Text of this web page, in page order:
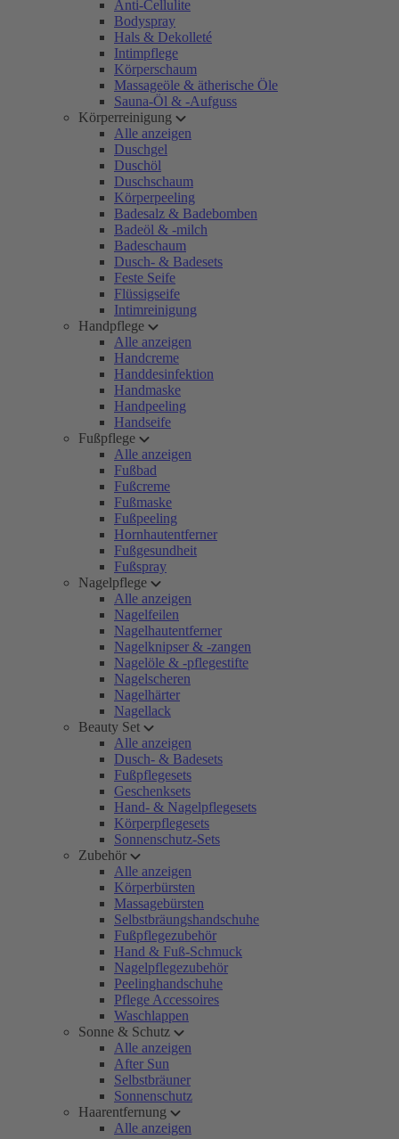
Anti-Cellulite
Bodyspray
Hals & Dekolleté
Intimpflege
Körperschaum
Massageöle & ätherische Öle
Sauna-Öl & -Aufguss
Körperreinigung
Alle anzeigen
Duschgel
Duschöl
Duschschaum
Körperpeeling
Badesalz & Badebomben
Badeöl & -milch
Badeschaum
Dusch- & Badesets
Feste Seife
Flüssigseife
Intimreinigung
Handpflege
Alle anzeigen
Handcreme
Handdesinfektion
Handmaske
Handpeeling
Handseife
Fußpflege
Alle anzeigen
Fußbad
Fußcreme
Fußmaske
Fußpeeling
Hornhautentferner
Fußgesundheit
Fußspray
Nagelpflege
Alle anzeigen
Nagelfeilen
Nagelhautentferner
Nagelknipser & -zangen
Nagelöle & -pflegestifte
Nagelscheren
Nagelhärter
Nagellack
Beauty Set
Alle anzeigen
Dusch- & Badesets
Fußpflegesets
Geschenksets
Hand- & Nagelpflegesets
Körperpflegesets
Sonnenschutz-Sets
Zubehör
Alle anzeigen
Körperbürsten
Massagebürsten
Selbstbräungshandschuhe
Fußpflegezubehör
Hand & Fuß-Schmuck
Nagelpflegezubehör
Peelinghandschuhe
Pflege Accessoires
Waschlappen
Sonne & Schutz
Alle anzeigen
After Sun
Selbstbräuner
Sonnenschutz
Haarentfernung
Alle anzeigen